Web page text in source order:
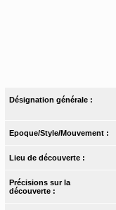
Désignation générale :
Epoque/Style/Mouvement :
Lieu de découverte :
Précisions sur la
découverte :